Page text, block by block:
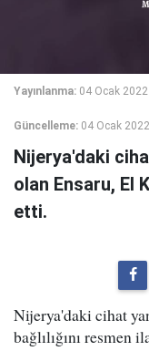
Yayınlanma: 04 Ocak 2022
Güncelleme: 04 Ocak
Nijerya'daki
olan Ensaru, El
etti.
Nijerya'daki cihat
bağlılığını resmen